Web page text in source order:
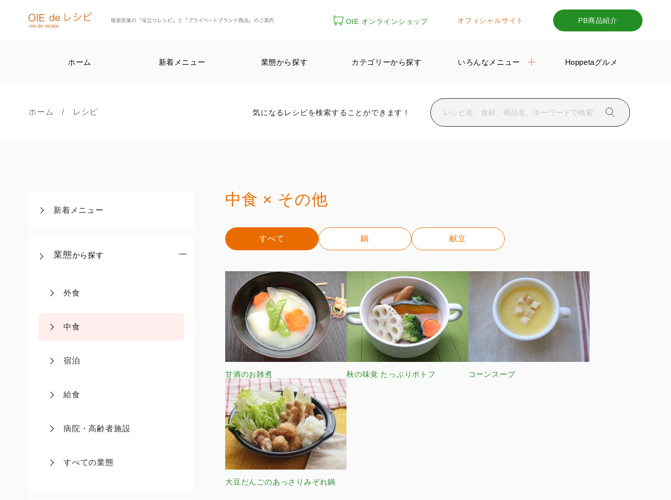
OIE オンラインショップ オフィシャルサイト PB商品紹介
ホーム 新着メニュー 業態から探す カテゴリーから探す いろんなメニュー Hoppetaグルメ
ホーム/ レシピ 気になるレシピを検索することができます！
新着メニュー
業態から探す
外食
中食
宿泊
給食
病院・高齢者施設
すべての業態
中食 × その他
すべて 鍋 献立
甘酒のお雑煮 秋の味覚 たっぷりポトフ コーンスープ
大豆だんごのあっさりみぞれ鍋